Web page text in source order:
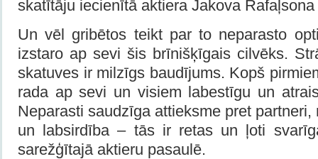
skatītāju iecienītā aktiera Jakova
Un vēl gribētos teikt par to neparasto
izstaro ap sevi šis brīnišķīgais cilvēks.
skatuves ir milzīgs baudījums. Kopš
rada ap sevi un visiem labestīgu un
Neparasti saudzīga attieksme pret
un labsirdība – tās ir retas un ļoti
sarežģītajā aktieru pasaulē.